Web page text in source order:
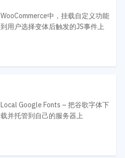
WooCommerce中，挂载自定义功能
到用户选择变体后触发的JS事件上
Local Google Fonts – 把谷歌字体下
载并托管到自己的服务器上